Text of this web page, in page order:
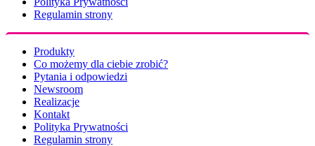
Regulamin strony
Produkty
Co możemy dla ciebie zrobić?
Pytania i odpowiedzi
Newsroom
Realizacje
Kontakt
Polityka Prywatności
Regulamin strony